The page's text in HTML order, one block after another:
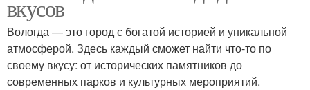
вкусов
Вологда — это город с богатой историей и уникальной
атмосферой. Здесь каждый сможет найти что-то по
своему вкусу: от исторических памятников до
современных парков и культурных мероприятий.